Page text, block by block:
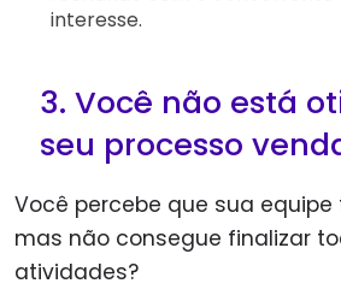
interesse.
3. Você não está
seu processo
Você percebe que sua equipe
mas não consegue finalizar
atividades?